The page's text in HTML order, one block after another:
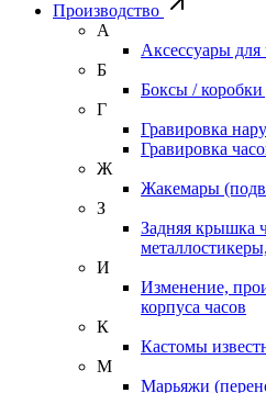
Производство
А
Аксессуары для
Б
Боксы / коробки
Г
Гравировка
Гравировка
Ж
Жакемары
З
Задняя крышка
И
Изменение,
корпуса часов
К
Кастомы
М
Марьяжи